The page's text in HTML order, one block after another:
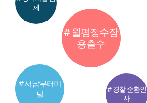
# 월평정수장
용출수
# 서남부터미
널
체
# 경찰 순환인
사